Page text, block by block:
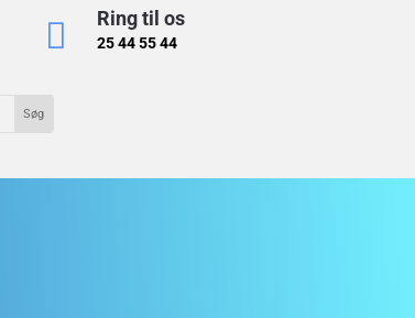
 Ring til os
25 44 55 44